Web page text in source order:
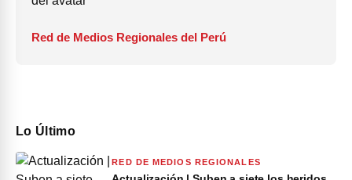
Red de Medios Regionales del Perú
Lo Último
RED DE MEDIOS REGIONALES